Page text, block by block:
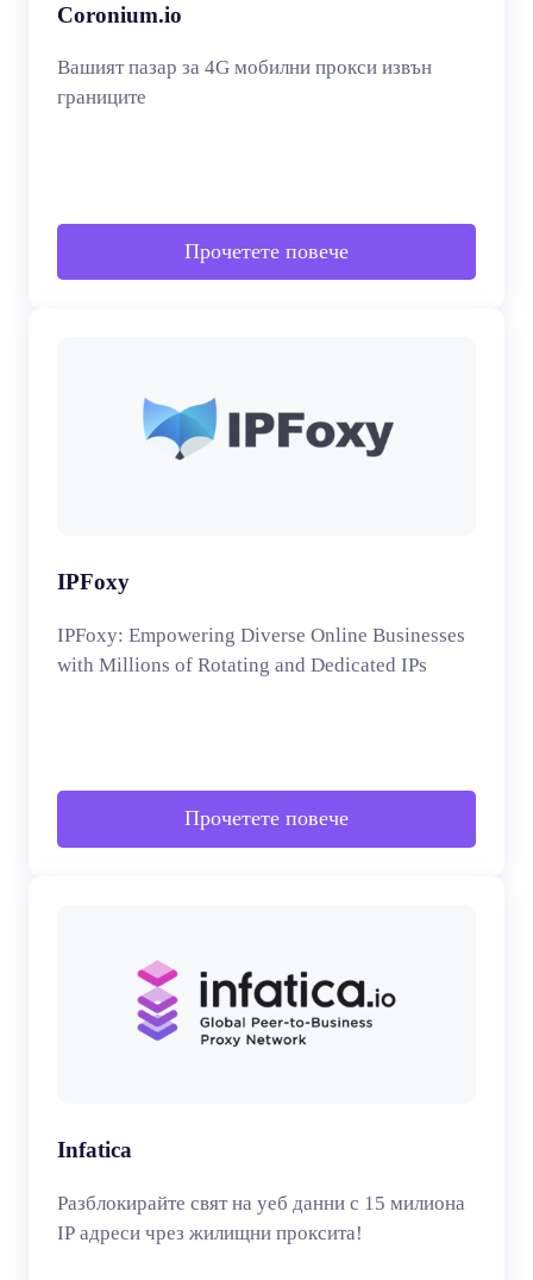
Coronium.io
Вашият пазар за 4G мобилни прокси извън
границите
Прочетете повече
IPFoxy
IPFoxy: Empowering Diverse Online Businesses
with Millions of Rotating and Dedicated IPs
Прочетете повече
Infatica
Разблокирайте свят на уеб данни с 15 милиона
IP адреси чрез жилищни проксита!